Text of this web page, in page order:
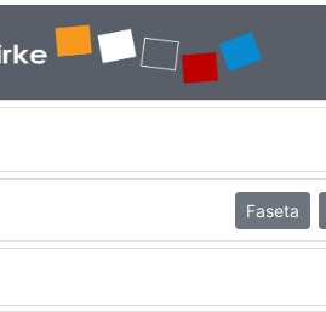
Faseta